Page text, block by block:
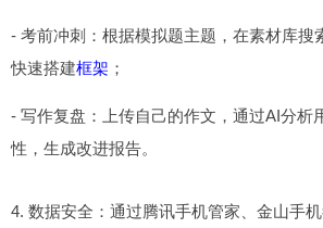
- 考前冲刺：根据模拟题主题，在素材库搜
快速搭建框架 ；
- 写作复盘：上传自己的作文，通过AI分析
性，生成改进报告。
4. 数据安全：通过腾讯手机管家、金山手